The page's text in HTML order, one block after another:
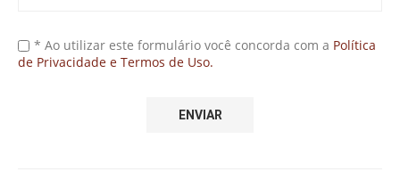
* Ao utilizar este formulário você concorda com a Política
de Privacidade e Termos de Uso.